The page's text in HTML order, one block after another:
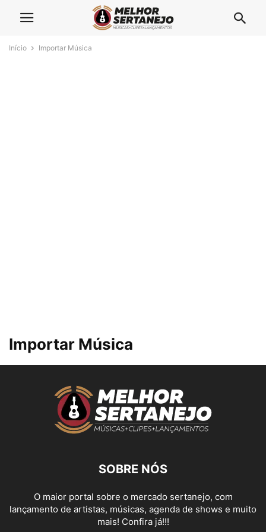
Início Importar Música
Importar Música
SOBRE NÓS
O maior portal sobre o mercado sertanejo, com
lançamento de artistas, músicas, agenda de shows e muito
mais! Confira já!!!